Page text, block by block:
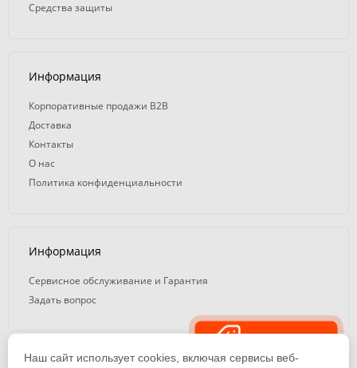
Средства защиты
Информация
Корпоративные продажи B2B
Доставка
Контакты
О нас
Политика конфиденциальности
Информация
Сервисное обслуживание и Гарантия
Задать вопрос
Наш сайт использует cookies, включая сервисы веб-